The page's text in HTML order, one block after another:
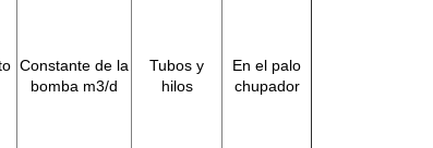
Constante de la
bomba m3/d
Tubos y
hilos
En el palo
chupador